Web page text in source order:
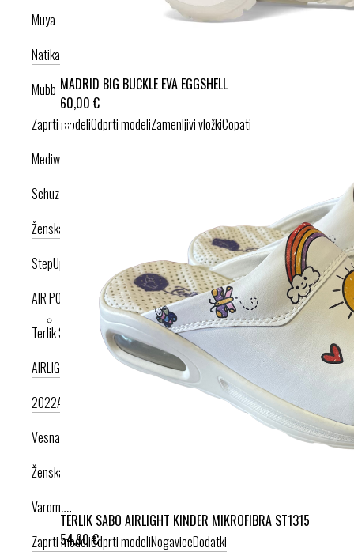
MADRID BIG BUCKLE EVA EGGSHELL
60,00 €
TERLIK SABO AIRLIGHT KINDER MIKROFIBRA ST1315
54,90 €
Muya
Natikači
Mubb
Zaprti modeliOdprti modeliZamenljivi vložkiCopati
Mediwalk
Schuzz
Ženska kolekcija
StepUp
AIR PODPLAT
AIRLIGHT PODPLAT
Terlik Sabo
AIRLIGHT PODPLAT II. NOVIAIRLIGHT PODPLAT I. PRODUKT LETA
2022AIRLIGHT PODPLAT I. KRIŽNI PAŠČEKAIR PODPLAT
Vesna anatomic
Ženska kolekcija
Varomed
Zaprti modeliOdprti modeliNogaviceDodatki